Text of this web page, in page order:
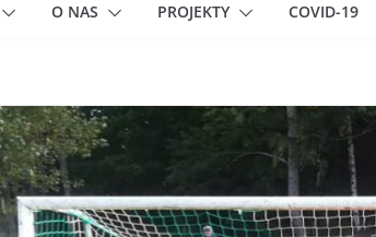
O NAS PROJEKTY COVID-19